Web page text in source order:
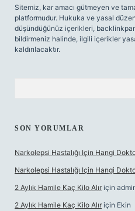
Sitemiz, kar amacı gütmeyen ve
platformudur. Hukuka ve yasal
düşündüğünüz içerikleri,
bildirmeniz halinde, ilgili içerikler
kaldırılacaktır.
SON YORUMLAR
Narkolepsi Hastalığı Için Hangi
Narkolepsi Hastalığı Için Hangi
2 Aylık Hamile Kaç Kilo Alır için
2 Aylık Hamile Kaç Kilo Alır için Ekin